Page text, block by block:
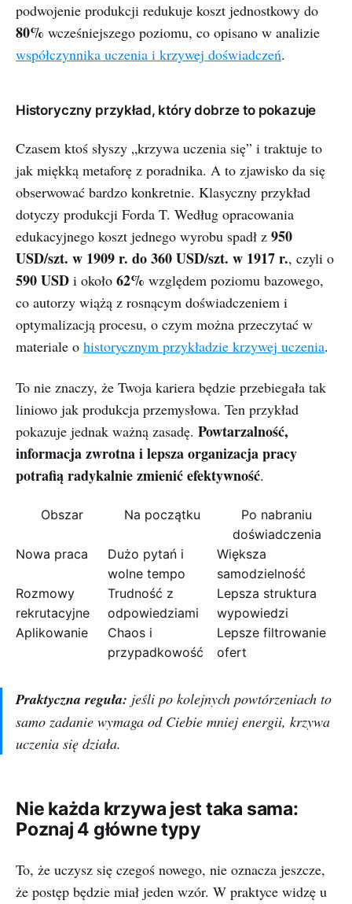
podwojenie produkcji redukuje koszt jednostkowy do
80% wcześniejszego poziomu, co opisano w analizie
współczynnika uczenia i krzywej doświadczeń.
Historyczny przykład, który dobrze to pokazuje
Czasem ktoś słyszy „krzywa uczenia się” i traktuje to
jak miękką metaforę z poradnika. A to zjawisko da się
obserwować bardzo konkretnie. Klasyczny przykład
dotyczy produkcji Forda T. Według opracowania
edukacyjnego koszt jednego wyrobu spadł z 950
USD/szt. w 1909 r. do 360 USD/szt. w 1917 r., czyli o
590 USD i około 62% względem poziomu bazowego,
co autorzy wiążą z rosnącym doświadczeniem i
optymalizacją procesu, o czym można przeczytać w
materiale o historycznym przykładzie krzywej uczenia.
To nie znaczy, że Twoja kariera będzie przebiegała tak
liniowo jak produkcja przemysłowa. Ten przykład
pokazuje jednak ważną zasadę. Powtarzalność,
informacja zwrotna i lepsza organizacja pracy
potrafią radykalnie zmienić efektywność.
Obszar Na początku
Po nabraniu
doświadczenia
Nowa praca
Dużo pytań i
wolne tempo
Większa
samodzielność
Rozmowy
rekrutacyjne
Trudność z
odpowiedziami
Lepsza struktura
wypowiedzi
Aplikowanie
Chaos i
przypadkowość
Lepsze filtrowanie
ofert
Praktyczna reguła: jeśli po kolejnych powtórzeniach to
samo zadanie wymaga od Ciebie mniej energii, krzywa
uczenia się działa.
Nie każda krzywa jest taka sama:
Poznaj 4 główne typy
To, że uczysz się czegoś nowego, nie oznacza jeszcze,
że postęp będzie miał jeden wzór. W praktyce widzę u